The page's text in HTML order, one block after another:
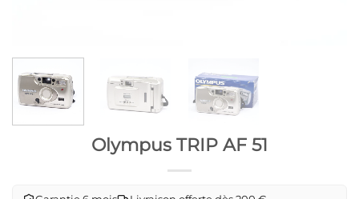
Olympus TRIP AF 51